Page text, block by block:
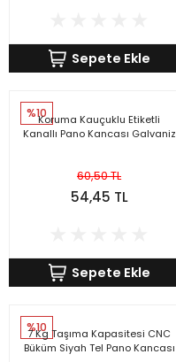
Sepete Ekle
%10Koruma Kauçuklu Etiketli
Kanallı Pano Kancası Galvaniz
60,50 TL
54,45 TL
Sepete Ekle
%10
7 Kg Taşıma Kapasitesi CNC
Büküm Siyah Tel Pano Kancası